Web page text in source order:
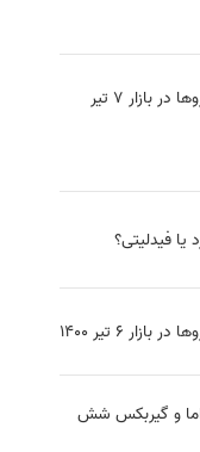
قیمت روز برخی از خودروها در بازار 7 تیر
6 تیر 1400
و گیربکس شش